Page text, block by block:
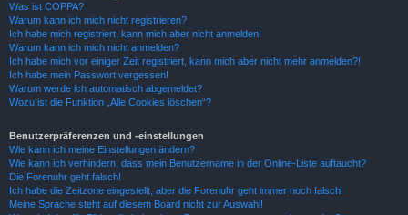
Was ist COPPA?
Warum kann ich mich nicht registrieren?
Ich habe mich registriert, kann mich aber nicht anmelden!
Warum kann ich mich nicht anmelden?
Ich habe mich vor einiger Zeit registriert, kann mich aber nicht mehr anmelden?!
Ich habe mein Passwort vergessen!
Warum werde ich automatisch abgemeldet?
Wozu ist die Funktion „Alle Cookies löschen“?
Benutzerpräferenzen und -einstellungen
Wie kann ich meine Einstellungen ändern?
Wie kann ich verhindern, dass mein Benutzername in der Online-Liste auftaucht?
Die Forenuhr geht falsch!
Ich habe die Zeitzone eingestellt, aber die Forenuhr geht immer noch falsch!
Meine Sprache steht auf diesem Board nicht zur Auswahl!